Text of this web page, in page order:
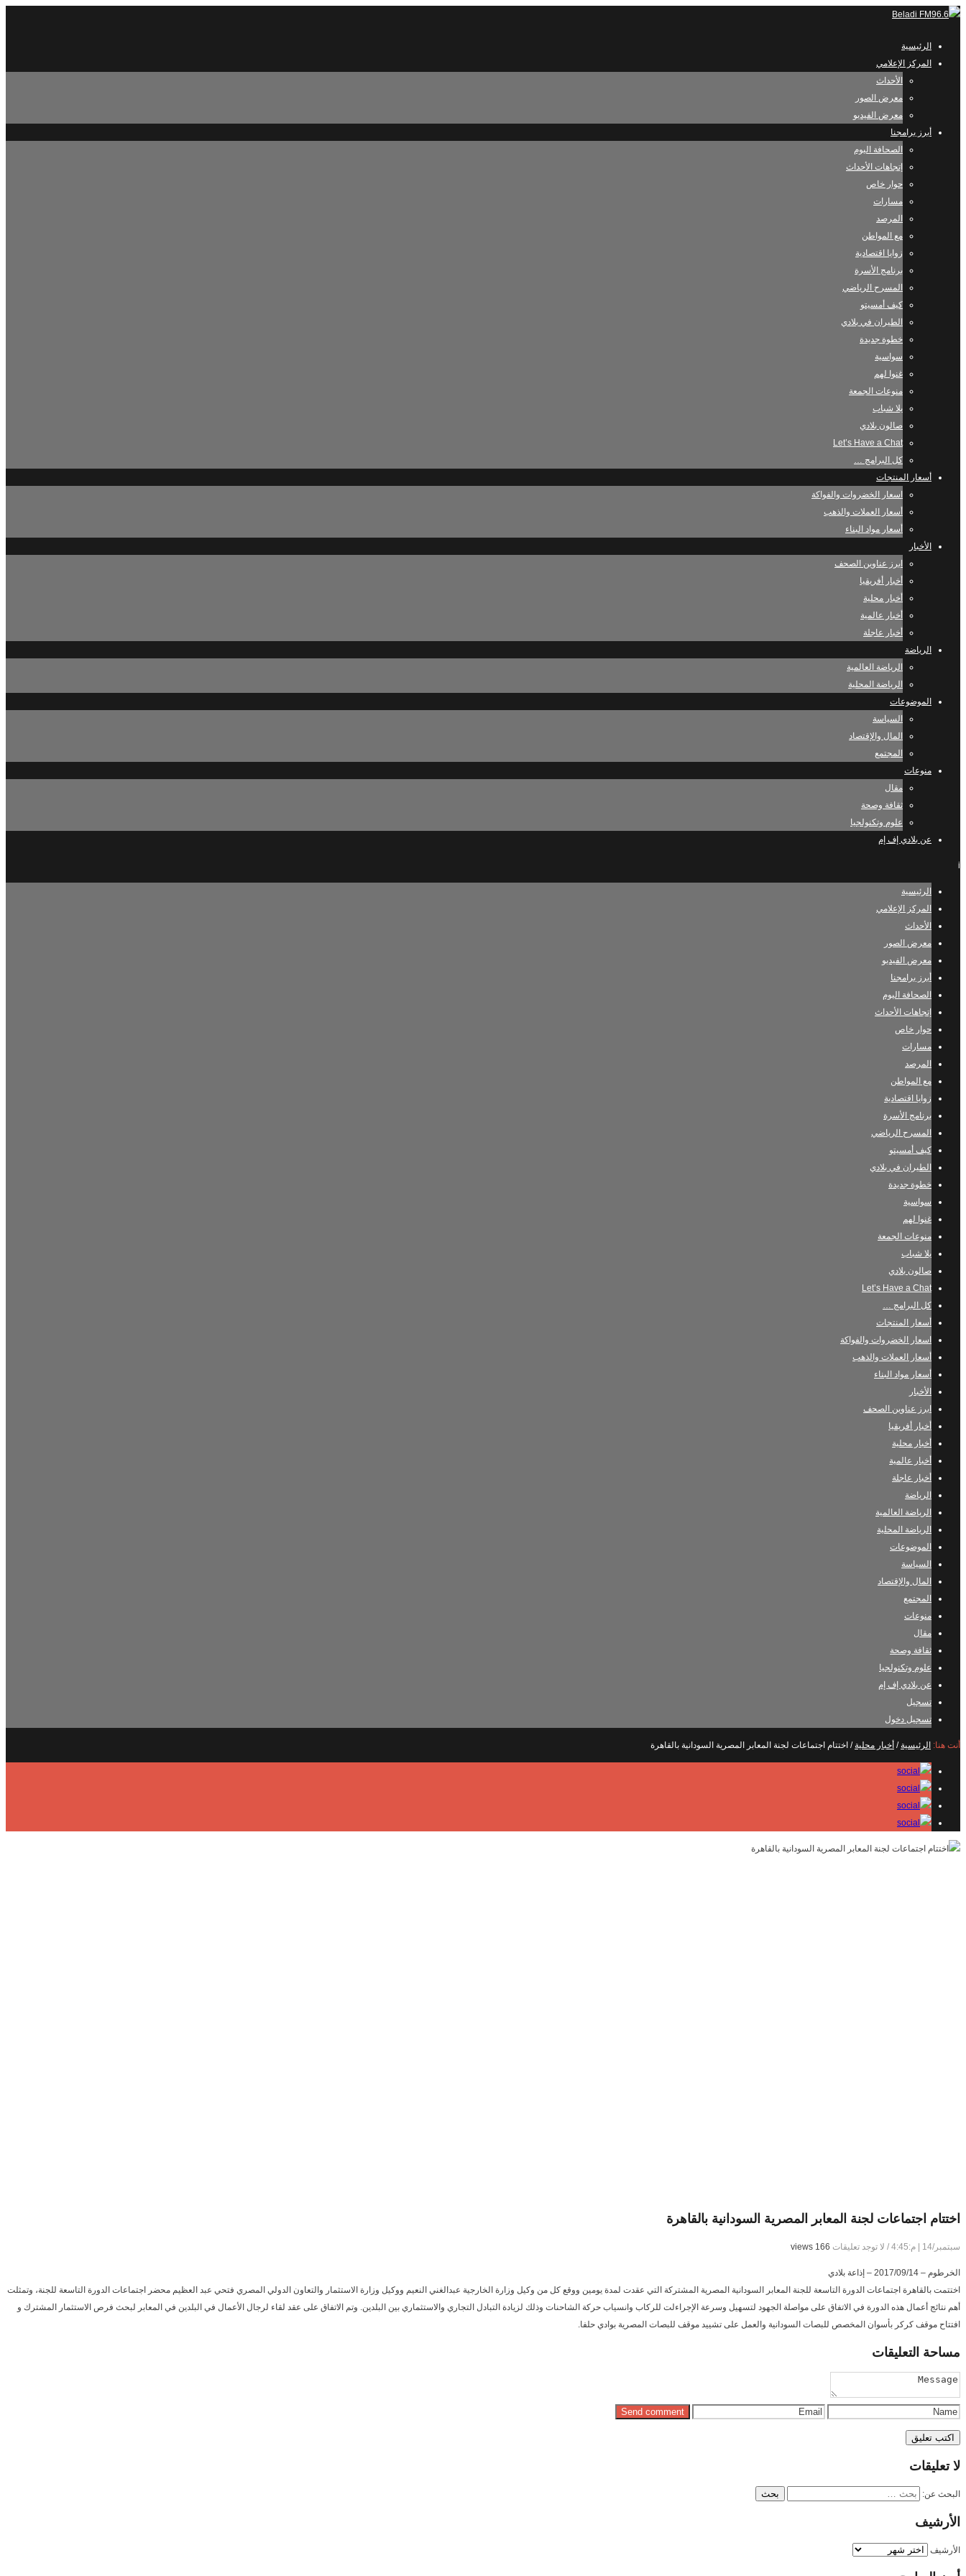
الرئيسية
المركز الإعلامي
الأحداث
معرض الصور
معرض الفيديو
أبرز برامجنا
الصحافة اليوم
إتجاهات الأحداث
حوار خاص
مسارات
المرصد
مع المواطن
زوايا اقتصادية
برنامج الأسرة
المسرح الرياضي
كيف أمسيتو
الطيران في بلادي
خطوة جديدة
سواسية
غنوا لهم
منوعات الجمعة
يلا شباب
صالون بلادي
Let’s Have a Chat
كل البرامج …
أسعار المنتجات
اسعار الخضروات والفواكة
أسعار العملات والذهب
أسعار مواد البناء
الأخبار
ابرز عناوين الصحف
أخبار أفريقيا
أخبار محلية
أخبار عالمية
أخبار عاجلة
الرياضة
الرياضة العالمية
الرياضة المحلية
الموضوعات
السياسة
المال والإقتصاد
المجتمع
منوعات
مقال
ثقافة وصحة
علوم وتكنولجيا
عن بلادي إف إم
i
الرئيسية
المركز الإعلامي
الأحداث
معرض الصور
معرض الفيديو
أبرز برامجنا
الصحافة اليوم
إتجاهات الأحداث
حوار خاص
مسارات
المرصد
مع المواطن
زوايا اقتصادية
برنامج الأسرة
المسرح الرياضي
كيف أمسيتو
الطيران في بلادي
خطوة جديدة
سواسية
غنوا لهم
منوعات الجمعة
يلا شباب
صالون بلادي
Let’s Have a Chat
كل البرامج …
أسعار المنتجات
اسعار الخضروات والفواكة
أسعار العملات والذهب
أسعار مواد البناء
الأخبار
ابرز عناوين الصحف
أخبار أفريقيا
أخبار محلية
أخبار عالمية
أخبار عاجلة
الرياضة
الرياضة العالمية
الرياضة المحلية
الموضوعات
السياسة
المال والإقتصاد
المجتمع
منوعات
مقال
ثقافة وصحة
علوم وتكنولجيا
عن بلادي إف إم
تسجيل
تسجيل دخول
أنت هنا: الرئيسية / أخبار محلية / اختتام اجتماعات لجنة المعابر المصرية السودانية بالقاهرة
اختتام اجتماعات لجنة المعابر المصرية السودانية بالقاهرة
سبتمبر/14 | م:4:45 / لا توجد تعليقات 166 views
الخرطوم – 2017/09/14 – إذاعة بلادي
اختتمت بالقاهرة اجتماعات الدورة التاسعة للجنة المعابر السودانية المصرية المشتركة التي عقدت لمدة يومين ووقع كل من وكيل وزارة الخارجية عبدالغني النعيم ووكيل وزارة الاستثمار والتعاون الدولي المصري فتحي عبد العظيم محضر اجتماعات الدورة التاسعة للجنة، وتمثلت
أهم نتائج أعمال هذه الدورة في الاتفاق على مواصلة الجهود لتسهيل وسرعة الإجراءلت للركاب وانسياب حركة الشاحنات وذلك لزيادة التبادل التجاري والاستثماري بين البلدين. وتم الاتفاق على عقد لقاء لرجال الأعمال في البلدين في المعابر لبحث فرص الاستثمار المشترك و
افتتاح موقف كركر بأسوان المخصص للبصات السودانية والعمل على تشييد موقف للبصات المصرية بوادي حلفا.
مساحة التعليقات
لاتعليقات
البحث عن:
الأرشيف
الأرشيف